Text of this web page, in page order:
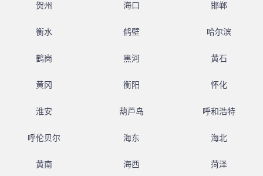
贺州 海口 邯郸
衡水 鹤壁 哈尔滨
鹤岗 黑河 黄石
黄冈 衡阳 怀化
淮安 葫芦岛 呼和浩特
呼伦贝尔 海东 海北
黄南 海西 菏泽